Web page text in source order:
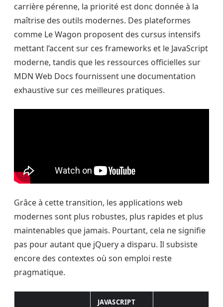
carrière pérenne, la priorité est donc donnée à la
maîtrise des outils modernes. Des plateformes
comme Le Wagon proposent des cursus intensifs
mettant l’accent sur ces frameworks et le JavaScript
moderne, tandis que les ressources officielles sur
MDN Web Docs fournissent une documentation
exhaustive sur ces meilleures pratiques.
Grâce à cette transition, les applications web
modernes sont plus robustes, plus rapides et plus
maintenables que jamais. Pourtant, cela ne signifie
pas pour autant que jQuery a disparu. Il subsiste
encore des contextes où son emploi reste
pragmatique.
JAVASCRIPT